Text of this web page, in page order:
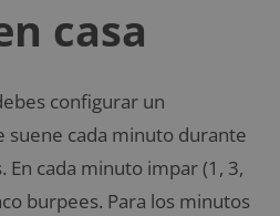
casa
configurar un
cada minuto durante
En cada minuto impar (1, 3,
burpees. Para los minutos